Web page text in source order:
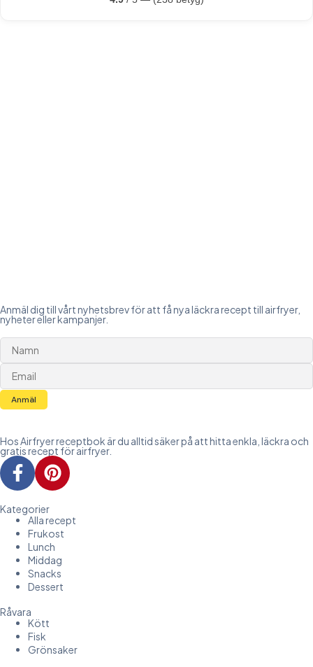
Anmäl dig till vårt nyhetsbrev för att få nya läckra recept till airfryer,
nyheter eller kampanjer.
Anmäl
Hos Airfryer receptbok är du alltid säker på att hitta enkla, läckra och
gratis recept för airfryer.
Kategorier
Alla recept
Frukost
Lunch
Middag
Snacks
Dessert
Råvara
Kött
Fisk
Grönsaker